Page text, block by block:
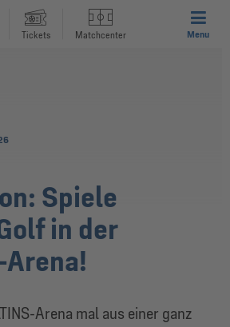
Tickets Matchcenter Menu
Spiele
in der
Arena!
Arena mal aus einer ganz